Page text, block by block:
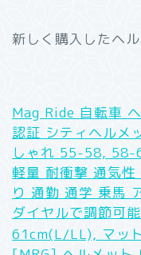
新しく購入したヘ
Mag Ride 自転車
認証 シティヘルメ
しゃれ 55-58, 58-
軽量 耐衝撃 通気
り 通勤 通学 乗馬
ダイヤルで調節可
61cm(L/LL), マッ